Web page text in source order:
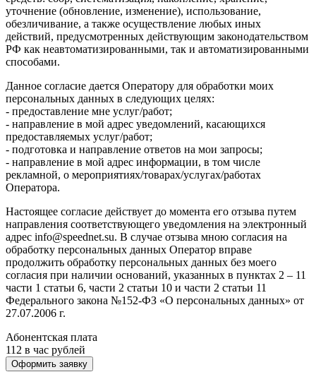
уточнение (обновление, изменение), использование,
обезличивание, а также осуществление любых иных
действий, предусмотренных действующим законодательством
РФ как неавтоматизированными, так и автоматизированными
способами.
Данное согласие дается Оператору для обработки моих
персональных данных в следующих целях:
- предоставление мне услуг/работ;
- направление в мой адрес уведомлений, касающихся
предоставляемых услуг/работ;
- подготовка и направление ответов на мои запросы;
- направление в мой адрес информации, в том числе
рекламной, о мероприятиях/товарах/услугах/работах
Оператора.
Настоящее согласие действует до момента его отзыва путем
направления соответствующего уведомления на электронный
адрес info@speednet.su. В случае отзыва мною согласия на
обработку персональных данных Оператор вправе
продолжить обработку персональных данных без моего
согласия при наличии оснований, указанных в пунктах 2 – 11
части 1 статьи 6, части 2 статьи 10 и части 2 статьи 11
Федерального закона №152-ФЗ «О персональных данных» от
27.07.2006 г.
Абонентская плата
112 в час рублей
Оформить заявку